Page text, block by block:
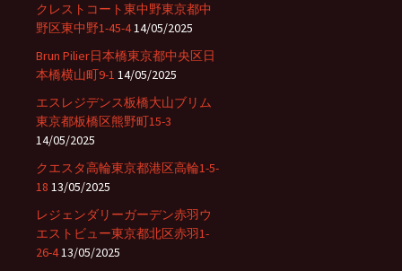
クレストコート東中野東京都中
野区東中野1-45-414/05/2025
Brun Pilier日本橋東京都中央区日
本橋横山町9-1 14/05/2025
エスレジデンス板橋大山ブリム
東京都板橋区熊野町15-3
14/05/2025
クエスタ高輪東京都港区高輪1-5-
18 13/05/2025
レジェンダリーガーデン赤羽ウ
エストビュー東京都北区赤羽1-
26-413/05/2025